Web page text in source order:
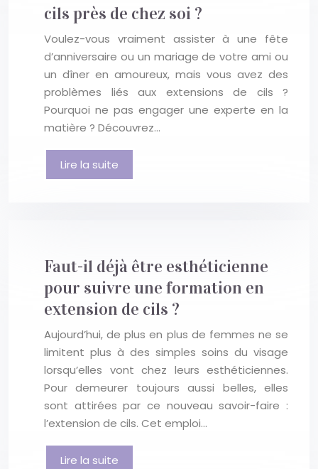
cils près de chez soi ?
Voulez-vous vraiment assister à une fête
d’anniversaire ou un mariage de votre ami ou
un dîner en amoureux, mais vous avez des
problèmes liés aux extensions de cils ?
Pourquoi ne pas engager une experte en la
matière ? Découvrez…
Lire la suite
Faut-il déjà être esthéticienne
pour suivre une formation en
extension de cils ?
Aujourd’hui, de plus en plus de femmes ne se
limitent plus à des simples soins du visage
lorsqu’elles vont chez leurs esthéticiennes.
Pour demeurer toujours aussi belles, elles
sont attirées par ce nouveau savoir-faire :
l’extension de cils. Cet emploi…
Lire la suite